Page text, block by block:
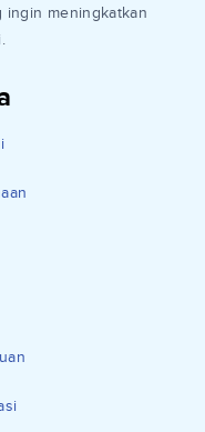
ingin meningkatkan